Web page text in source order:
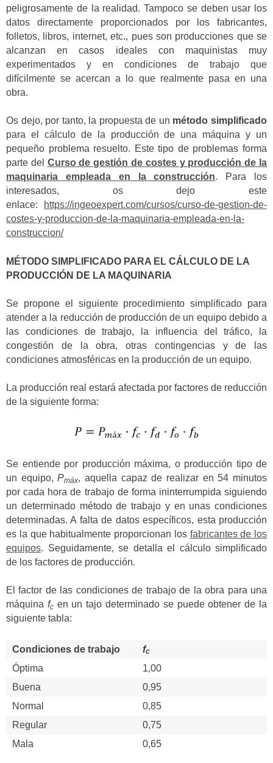
peligrosamente de la realidad. Tampoco se deben usar los
datos directamente proporcionados por los fabricantes,
folletos, libros, internet, etc., pues son producciones que se
alcanzan en casos ideales con maquinistas muy
experimentados y en condiciones de trabajo que
difícilmente se acercan a lo que realmente pasa en una
obra.
Os dejo, por tanto, la propuesta de un método simplificado
para el cálculo de la producción de una máquina y un
pequeño problema resuelto. Este tipo de problemas forma
parte del Curso de gestión de costes y producción de la
maquinaria empleada en la construcción. Para los
interesados, os dejo este
enlace:
https://ingeoexpert.com/cursos/curso-de-gestion-de-
costes-y-produccion-de-la-maquinaria-empleada-en-la-
construccion/
MÉTODO SIMPLIFICADO PARA EL CÁLCULO DE LA
PRODUCCIÓN DE LA MAQUINARIA
Se propone el siguiente procedimiento simplificado para
atender a la reducción de producción de un equipo debido a
las condiciones de trabajo, la influencia del tráfico, la
congestión de la obra, otras contingencias y de las
condiciones atmosféricas en la producción de un equipo.
La producción real estará afectada por factores de reducción
de la siguiente forma:
Se entiende por producción máxima, o producción tipo de
un equipo,Pmáx, aquella capaz de realizar en 54 minutos
por cada hora de trabajo de forma ininterrumpida siguiendo
un determinado método de trabajo y en unas condiciones
determinadas. A falta de datos específicos, esta producción
es la que habitualmente proporcionan los fabricantes de los
equipos. Seguidamente, se detalla el cálculo simplificado
de los factores de producción.
El factor de las condiciones de trabajo de la obra para una
máquina fcen un tajo determinado se puede obtener de la
siguiente tabla:
Condiciones de trabajo fc
Óptima
1,00
Buena
0,95
Normal
0,85
Regular
0,75
Mala
0,65